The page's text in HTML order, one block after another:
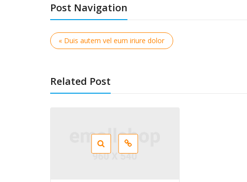
Post Navigation
« Duis autem vel eum iriure dolor
Related Post